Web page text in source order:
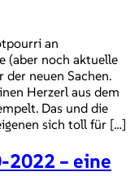
an
(aber noch aktuelle
neuen Sachen.
Herzerl aus dem
Das und die
sich toll für […]
2022 – eine